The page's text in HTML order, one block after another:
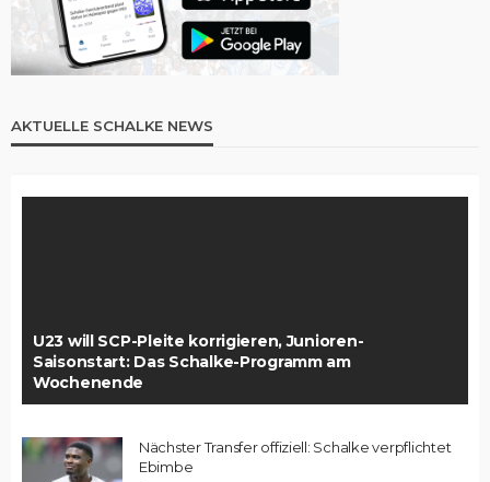
AKTUELLE SCHALKE NEWS
U23 will SCP-Pleite korrigieren, Junioren-
Saisonstart: Das Schalke-Programm am
Wochenende
Nächster Transfer offiziell: Schalke verpflichtet
Ebimbe